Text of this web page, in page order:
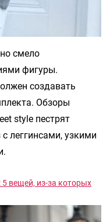
смело
фигуры.
создавать
Обзоры
style пестрят
леггинсами, узкими
вещей, из-за которых